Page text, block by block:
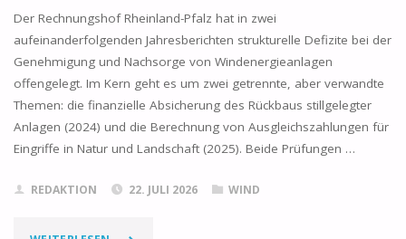
AÖR
IN
RHEINLAND-
PFALZ"
Der Rechnungshof Rheinland-Pfalz hat in zwei
aufeinanderfolgenden Jahresberichten strukturelle Defizite bei der
Genehmigung und Nachsorge von Windenergieanlagen
offengelegt. Im Kern geht es um zwei getrennte, aber verwandte
Themen: die finanzielle Absicherung des Rückbaus stillgelegter
Anlagen (2024) und die Berechnung von Ausgleichszahlungen für
Eingriffe in Natur und Landschaft (2025). Beide Prüfungen …
REDAKTION 22. JULI 2026 WIND